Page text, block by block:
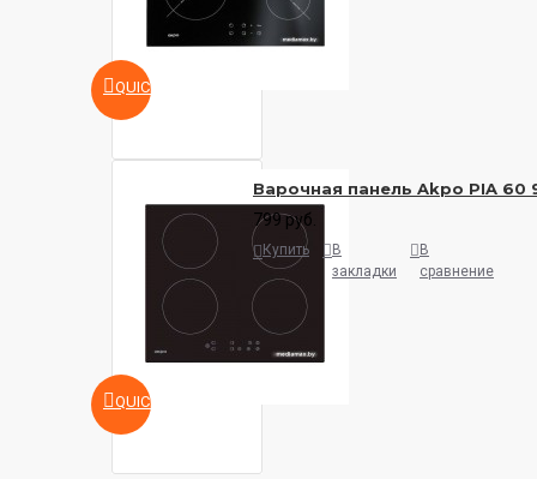
QUICKVIEW
QUICKVIEW
Варочная панель Akpo PIA 60
799 руб.
Купить
В
закладки
В
сравнение